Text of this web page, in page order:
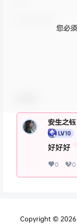
您必
安生之钰
好好好
0 0
Copyright © 2026